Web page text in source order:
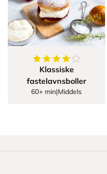
4.275862068965517
Klassiske
fastelavnsboller
60+ min|Middels